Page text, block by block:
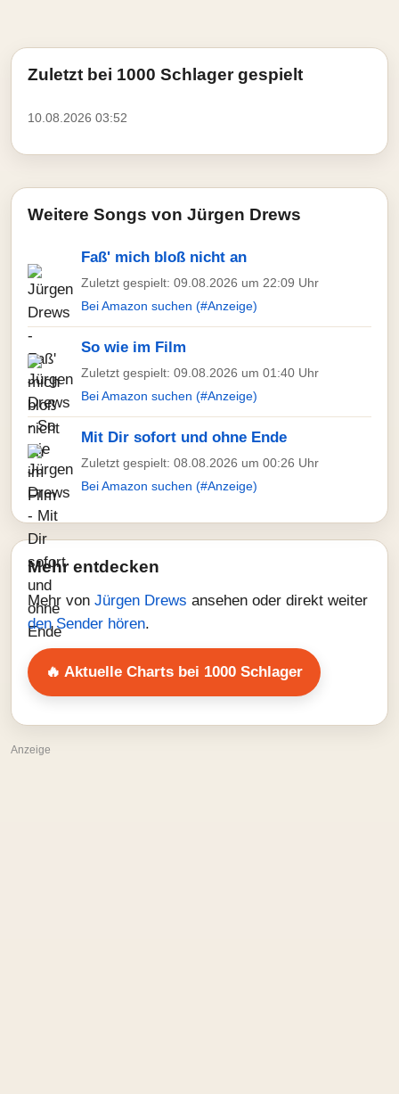
Zuletzt bei 1000 Schlager gespielt
10.08.2026 03:52
Weitere Songs von Jürgen Drews
Faß' mich bloß nicht an
Zuletzt gespielt: 09.08.2026 um 22:09 Uhr
Bei Amazon suchen (#Anzeige)
So wie im Film
Zuletzt gespielt: 09.08.2026 um 01:40 Uhr
Bei Amazon suchen (#Anzeige)
Mit Dir sofort und ohne Ende
Zuletzt gespielt: 08.08.2026 um 00:26 Uhr
Bei Amazon suchen (#Anzeige)
Mehr entdecken
Mehr von Jürgen Drews ansehen oder direkt weiter
den Sender hören.
🔥 Aktuelle Charts bei 1000 Schlager
Anzeige